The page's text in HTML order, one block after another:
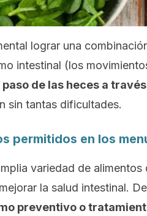
lograr una
intestinal (los
paso de las heces a
sin tantas dificultades.
permitidos en los
variedad de
la salud intestinal.
preventivo o